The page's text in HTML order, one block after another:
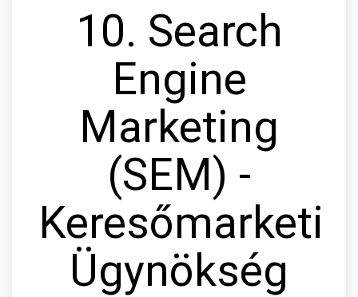
10. Search
Engine
Marketing
(SEM) -
Ügynökség